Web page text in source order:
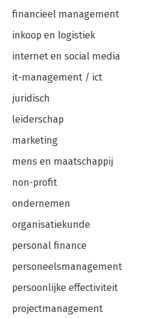
financieel management
inkoop en logistiek
internet en social media
it-management / ict
juridisch
leiderschap
marketing
mens en maatschappij
non-profit
ondernemen
organisatiekunde
personal finance
personeelsmanagement
persoonlijke effectiviteit
projectmanagement